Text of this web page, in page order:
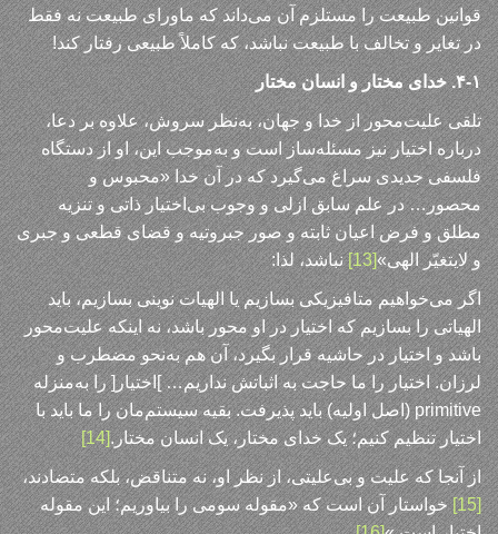
قوانین طبیعت را مستلزم آن می‌داند که ماورای طبیعت نه فقط
در تغایر و تخالف با طبیعت نباشد، که کاملاً طبیعی رفتار کند!
۴-۱. خدای مختار و انسان مختار
تلقی علیت‌محور از خدا و جهان، به‌نظر سروش، علاوه بر دعا،
درباره اختیار نیز مسئله‌ساز است و به‌موجب این، او از دستگاه
فلسفی جدیدی سراغ می‌گیرد که در آن خدا «محبوس و
محصور… در علم سابق ازلی و وجوب بی‌اختیار ذاتی و تنزیه
مطلق و فرض اعیان ثابته و صور جبروتیه و قضای قطعی و جبری
و لایتغیّر الهی»[13] نباشد، لذا:
اگر می‌خواهیم متافیزیکی بسازیم یا الهیات نوینی بسازیم، باید
الهیاتی را بسازیم که اختیار در او محور باشد، نه اینکه علیت‌محور
باشد و اختیار در حاشیه قرار بگیرد، آن هم به‌نحو مضطرب و
لرزان. اختیار را ما حاجت به اثباتش نداریم… ]اختیار[ را به‌منزله
primitive (اصل اولیه) باید پذیرفت. بقیه سیستم‌مان را ما باید با
اختیار تنظیم کنیم؛ یک خدای مختار، یک انسان مختار.[14]
از آنجا که علیت و بی‌علیتی، از نظر او، نه متناقض، بلکه متضادند،
[15]
خواستار آن است که «مقوله سومی را بیاوریم؛ این مقوله